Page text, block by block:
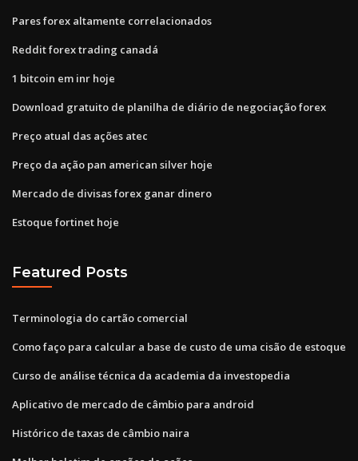
Pares forex altamente correlacionados
Reddit forex trading canadá
1 bitcoin em inr hoje
Download gratuito de planilha de diário de negociação forex
Preço atual das ações atec
Preço da ação pan american silver hoje
Mercado de divisas forex ganar dinero
Estoque fortinet hoje
Featured Posts
Terminologia do cartão comercial
Como faço para calcular a base de custo de uma cisão de estoque
Curso de análise técnica da academia da investopedia
Aplicativo de mercado de câmbio para android
Histórico de taxas de câmbio naira